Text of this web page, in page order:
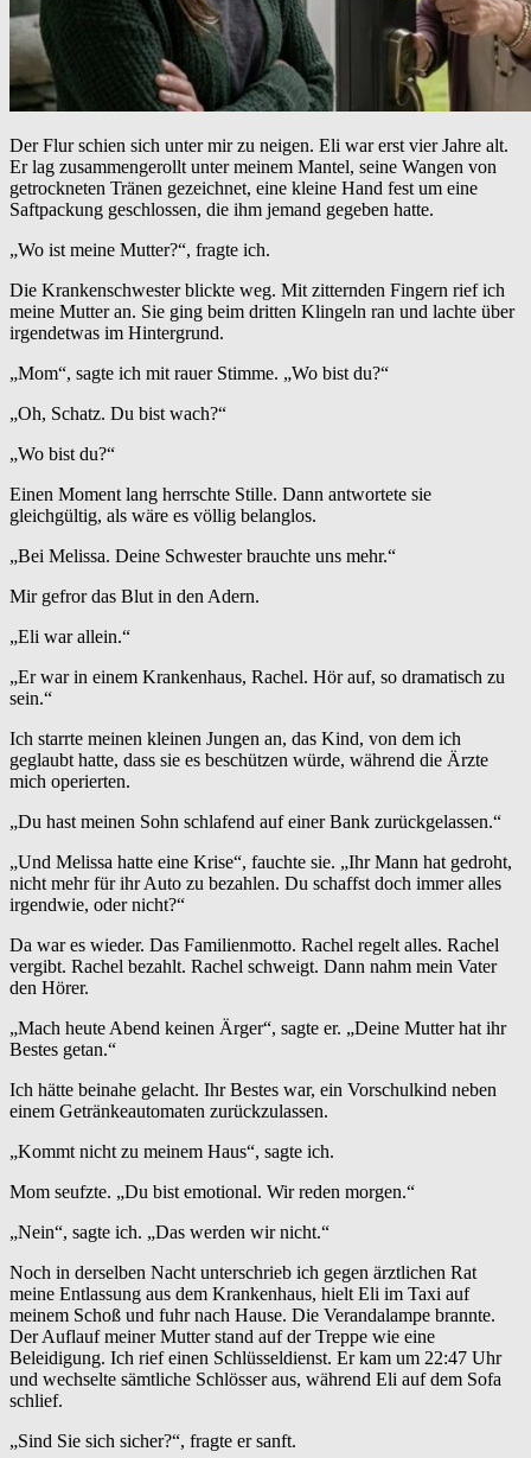
Der Flur schien sich unter mir zu neigen. Eli war erst vier Jahre alt.
Er lag zusammengerollt unter meinem Mantel, seine Wangen von
getrockneten Tränen gezeichnet, eine kleine Hand fest um eine
Saftpackung geschlossen, die ihm jemand gegeben hatte.
„Wo ist meine Mutter?“, fragte ich.
Die Krankenschwester blickte weg. Mit zitternden Fingern rief ich
meine Mutter an. Sie ging beim dritten Klingeln ran und lachte über
irgendetwas im Hintergrund.
„Mom“, sagte ich mit rauer Stimme. „Wo bist du?“
„Oh, Schatz. Du bist wach?“
„Wo bist du?“
Einen Moment lang herrschte Stille. Dann antwortete sie
gleichgültig, als wäre es völlig belanglos.
„Bei Melissa. Deine Schwester brauchte uns mehr.“
Mir gefror das Blut in den Adern.
„Eli war allein.“
„Er war in einem Krankenhaus, Rachel. Hör auf, so dramatisch zu
sein.“
Ich starrte meinen kleinen Jungen an, das Kind, von dem ich
geglaubt hatte, dass sie es beschützen würde, während die Ärzte
mich operierten.
„Du hast meinen Sohn schlafend auf einer Bank zurückgelassen.“
„Und Melissa hatte eine Krise“, fauchte sie. „Ihr Mann hat gedroht,
nicht mehr für ihr Auto zu bezahlen. Du schaffst doch immer alles
irgendwie, oder nicht?“
Da war es wieder. Das Familienmotto. Rachel regelt alles. Rachel
vergibt. Rachel bezahlt. Rachel schweigt. Dann nahm mein Vater
den Hörer.
„Mach heute Abend keinen Ärger“, sagte er. „Deine Mutter hat ihr
Bestes getan.“
Ich hätte beinahe gelacht. Ihr Bestes war, ein Vorschulkind neben
einem Getränkeautomaten zurückzulassen.
„Kommt nicht zu meinem Haus“, sagte ich.
Mom seufzte. „Du bist emotional. Wir reden morgen.“
„Nein“, sagte ich. „Das werden wir nicht.“
Noch in derselben Nacht unterschrieb ich gegen ärztlichen Rat
meine Entlassung aus dem Krankenhaus, hielt Eli im Taxi auf
meinem Schoß und fuhr nach Hause. Die Verandalampe brannte.
Der Auflauf meiner Mutter stand auf der Treppe wie eine
Beleidigung. Ich rief einen Schlüsseldienst. Er kam um 22:47 Uhr
und wechselte sämtliche Schlösser aus, während Eli auf dem Sofa
schlief.
„Sind Sie sich sicher?“, fragte er sanft.